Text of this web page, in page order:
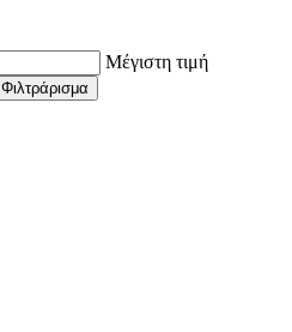
Μέγιστη τιμή
Φιλτράρισμα